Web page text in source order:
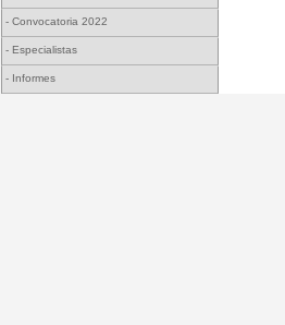
- Convocatoria 2022
- Especialistas
- Informes